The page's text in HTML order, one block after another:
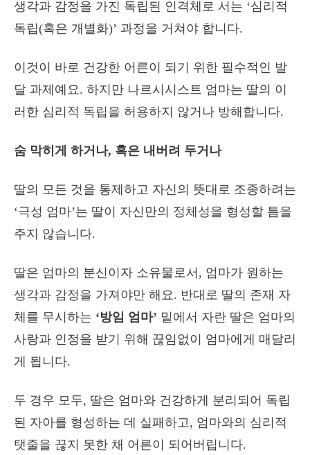
생각과 감정을 가진 독립된 인격체로 서는 ‘심리적
독립(혹은 개별화)’ 과정을 거쳐야 합니다.
이것이 바로 건강한 어른이 되기 위한 필수적인 발
달 과제예요. 하지만 나르시시스트 엄마는 딸의 이
러한 심리적 독립을 허용하지 않거나 방해합니다.
숨 막히게 하거나, 혹은 내버려 두거나
딸의 모든 것을 통제하고 자신의 뜻대로 조종하려는
‘극성 엄마’는 딸이 자신만의 정체성을 형성할 틈을
주지 않습니다.
딸은 엄마의 분신이자 소유물로서, 엄마가 원하는
생각과 감정을 가져야만 해요. 반대로 딸의 존재 자
체를 무시하는 ‘방임 엄마’ 밑에서 자란 딸은 엄마의
사랑과 인정을 받기 위해 끊임없이 엄마에게 매달리
게 됩니다.
두 경우 모두, 딸은 엄마와 건강하게 분리되어 독립
된 자아를 형성하는 데 실패하고, 엄마와의 심리적
탯줄을 끊지 못한 채 어른이 되어버립니다.